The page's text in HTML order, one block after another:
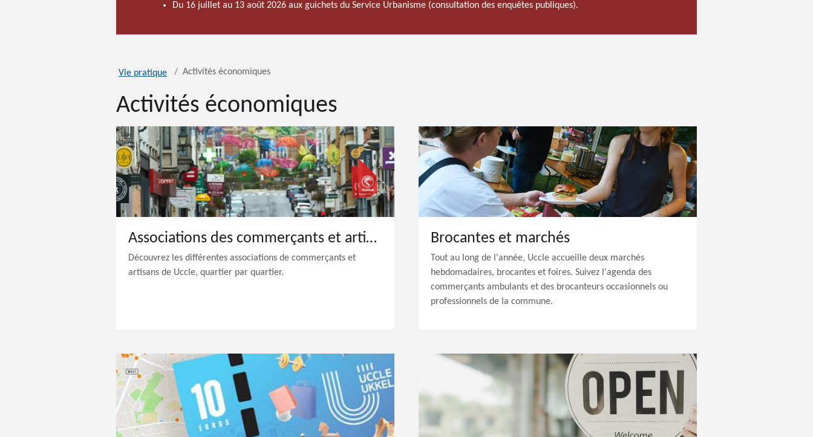
Du 16 juillet au 13 août 2026 aux guichets du Service Urbanisme (consultation des enquêtes publiques).
Vie pratique Activités économiques
Activités économiques
Associations des commerçants et artisans
Découvrez les différentes associations de commerçants et
artisans de Uccle, quartier par quartier.
Brocantes et marchés
Tout au long de l'année, Uccle accueille deux marchés
hebdomadaires, brocantes et foires. Suivez l'agenda des
commerçants ambulants et des brocanteurs occasionnels ou
professionnels de la commune.